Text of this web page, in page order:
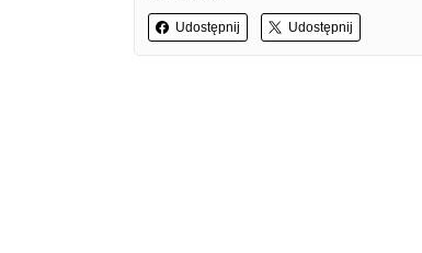
Udostępnij Udostępnij